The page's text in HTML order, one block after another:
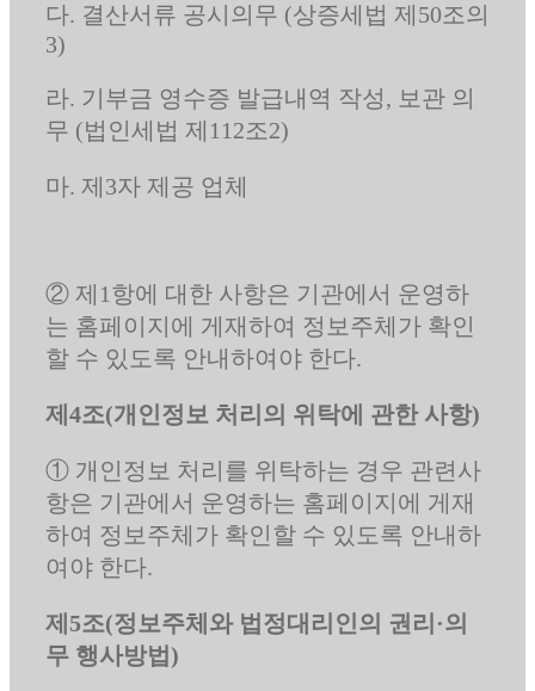
다. 결산서류 공시의무 (상증세법 제50조의
3)
라. 기부금 영수증 발급내역 작성, 보관 의
무 (법인세법 제112조2)
마. 제3자 제공 업체
② 제1항에 대한 사항은 기관에서 운영하
는 홈페이지에 게재하여 정보주체가 확인
할 수 있도록 안내하여야 한다.
제4조(개인정보 처리의 위탁에 관한 사항)
① 개인정보 처리를 위탁하는 경우 관련사
항은 기관에서 운영하는 홈페이지에 게재
하여 정보주체가 확인할 수 있도록 안내하
여야 한다.
제5조(정보주체와 법정대리인의 권리·의
무 행사방법)